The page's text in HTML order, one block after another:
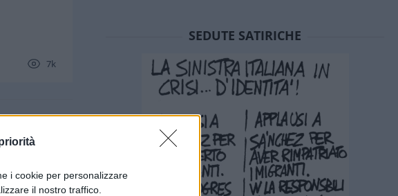
i cookie per personalizzare
il nostro traffico.
7k
SEDUTE SATIRICHE